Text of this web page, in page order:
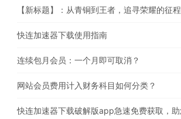
【新标题】：从青铜到王者，追寻荣耀的征程
快连加速器下载使用指南
连续包月会员：一个月即可取消？
网站会员费用计入财务科目如何分类？